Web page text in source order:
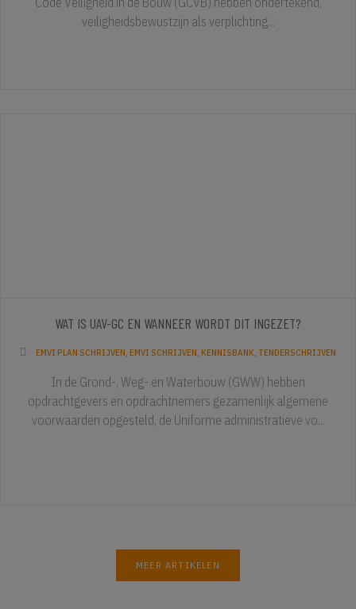
veiligheidsbewustzijn als verplichting...
WAT IS UAV-GC EN WANNEER WORDT DIT INGEZET?
EMVI PLAN SCHRIJVEN, EMVI SCHRIJVEN, KENNISBANK, TENDERSCHRIJVEN
In de Grond-, Weg- en Waterbouw (GWW) hebben
opdrachtgevers en opdrachtnemers gezamenlijk algemene
voorwaarden opgesteld, de Uniforme administratieve vo...
MEER ARTIKELEN